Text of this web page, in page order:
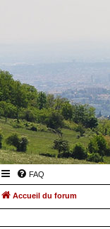
FAQ
Accueil du forum